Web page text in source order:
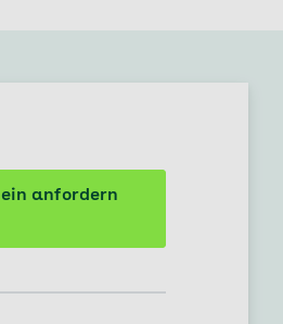
anfordern